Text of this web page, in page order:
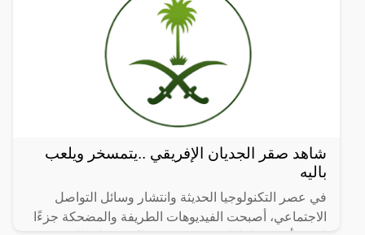
شاهد صقر الجديان الإفريقي ..يتمسخر ويلعب
باليه
في عصر التكنولوجيا الحديثة وانتشار وسائل التواصل
الاجتماعي، أصبحت الفيديوهات الطريفة والمضحكة جزءًا